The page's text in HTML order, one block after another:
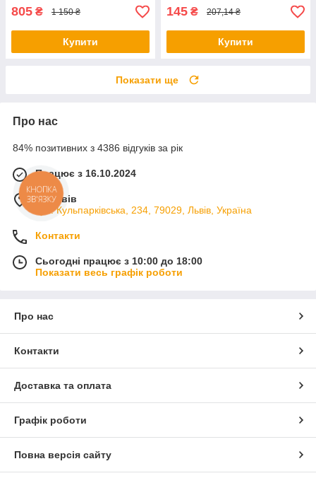
805 ₴ 1 150 ₴
Купити
145 ₴ 207,14 ₴
Купити
Показати ще
Про нас
84% позитивних з 4386 відгуків за рік
Працює з 16.10.2024
м. Львів
вул. Кульпарківська, 234, 79029, Львів, Україна
Контакти
Сьогодні працює з 10:00 до 18:00
Показати весь графік роботи
Про нас
Контакти
Доставка та оплата
Графік роботи
Повна версія сайту
КНОПКА
ЗВ'ЯЗКУ